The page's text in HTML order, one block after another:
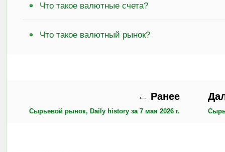
Что такое валютные счета?
Что такое валютный рынок?
← Ранее
Сырьевой рынок, Daily history за 7 мая 2026 г.